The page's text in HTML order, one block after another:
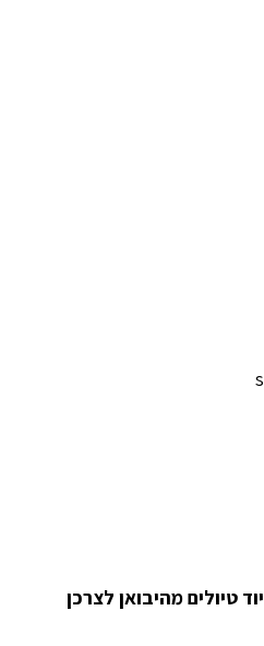
טיולים מהיבואן לצרכן